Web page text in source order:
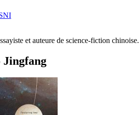
et auteure de science-fiction chinoise.
Jingfang